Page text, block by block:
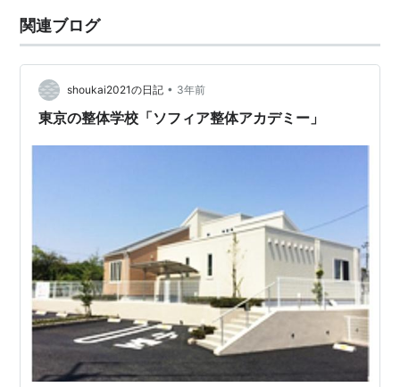
関連ブログ
shoukai2021の日記 • 3年前
東京の整体学校「ソフィア整体アカデミー」